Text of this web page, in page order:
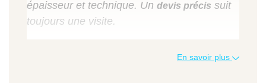
épaisseur et technique. Un devis précis suit
toujours une visite.
Poste
En savoir plus